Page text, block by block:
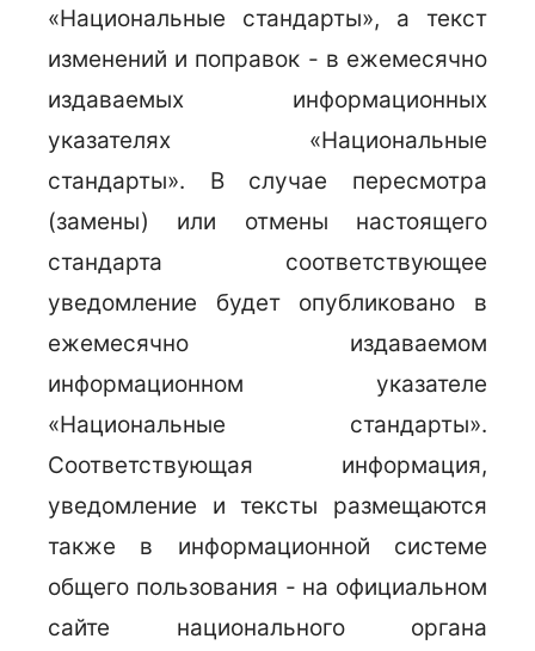
«Национальные стандарты», а текст
изменений и поправок - в ежемесячно
издаваемых информационных
указателях «Национальные
стандарты». В случае пересмотра
(замены) или отмены настоящего
стандарта соответствующее
уведомление будет опубликовано в
ежемесячно издаваемом
информационном указателе
«Национальные стандарты».
Соответствующая информация,
уведомление и тексты размещаются
также в информационной системе
общего пользования - на официальном
сайте национального органа